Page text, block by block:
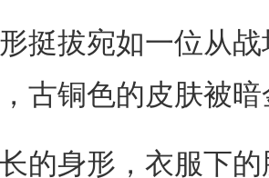
拔宛如一位从战
古铜色的皮肤被
身形，衣服下的